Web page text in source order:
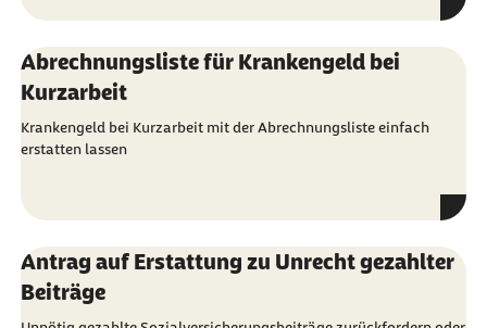
Abrechnungsliste für Krankengeld bei
Kurzarbeit
Krankengeld bei Kurzarbeit mit der Abrechnungsliste einfach
erstatten lassen
Antrag auf Erstattung zu Unrecht gezahlter
Beiträge